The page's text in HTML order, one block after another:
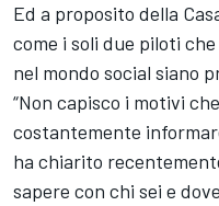
Ed a proposito della
come i soli due piloti
nel mondo social siano
“Non capisco i motivi
costantemente
ha chiarito
sapere con chi sei e